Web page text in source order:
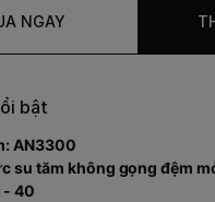
NGAY
bật
AN3300
su tăm không gọng đệm
- 40